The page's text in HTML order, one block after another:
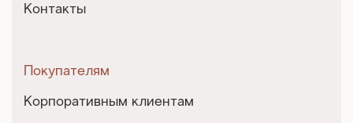
Контакты
Покупателям
Корпоративным клиентам